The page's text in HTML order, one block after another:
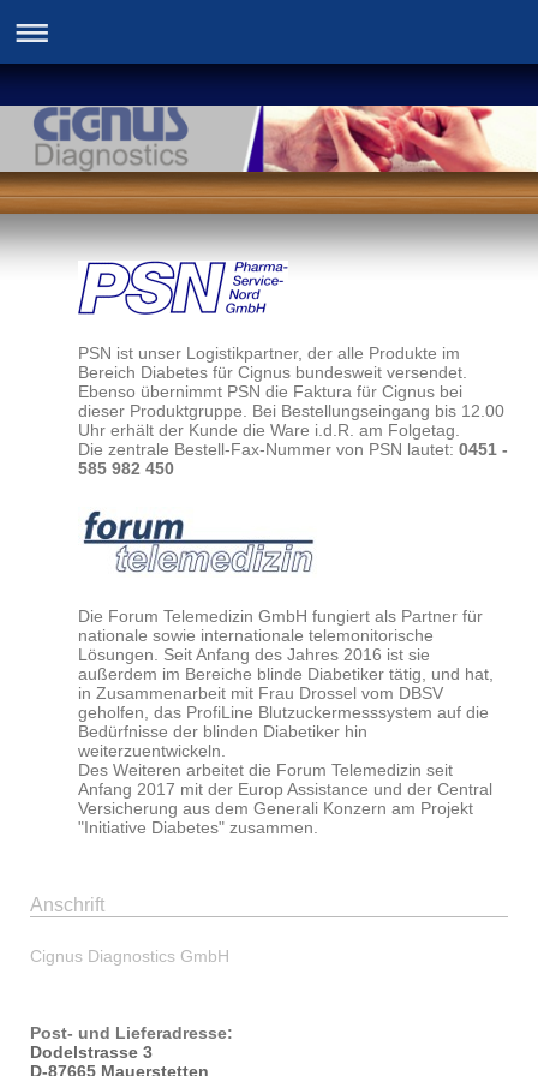
PSN ist unser Logistikpartner, der alle Produkte im
Bereich Diabetes für Cignus bundesweit versendet.
Ebenso übernimmt PSN die Faktura für Cignus bei
dieser Produktgruppe. Bei Bestellungseingang bis 12.00
Uhr erhält der Kunde die Ware i.d.R. am Folgetag.
Die zentrale Bestell-Fax-Nummer von PSN lautet: 0451 -
585 982 450
Die Forum Telemedizin GmbH fungiert als Partner für
nationale sowie internationale telemonitorische
Lösungen. Seit Anfang des Jahres 2016 ist sie
außerdem im Bereiche blinde Diabetiker tätig, und hat,
in Zusammenarbeit mit Frau Drossel vom DBSV
geholfen, das ProfiLine Blutzuckermesssystem auf die
Bedürfnisse der blinden Diabetiker hin
weiterzuentwickeln.
Des Weiteren arbeitet die Forum Telemedizin seit
Anfang 2017 mit der Europ Assistance und der Central
Versicherung aus dem Generali Konzern am Projekt
"Initiative Diabetes" zusammen.
Anschrift
Cignus Diagnostics GmbH
Post- und Lieferadresse:
Dodelstrasse 3
D-87665 Mauerstetten